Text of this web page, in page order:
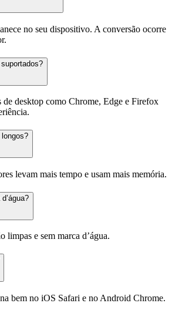
no seu dispositivo. A conversão ocorre
de desktop como Chrome, Edge e Firefox
levam mais tempo e usam mais memória.
limpas e sem marca d’água.
bem no iOS Safari e no Android Chrome.